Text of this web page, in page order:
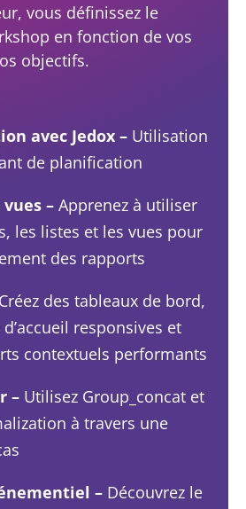
vous définissez le
en fonction de vos
objectifs.
avec Jedox – Utilisation
de planification
– Apprenez à utiliser
les listes et les vues pour
des rapports
Créez des tableaux de bord,
responsives et
contextuels performants
– Utilisez Group_concat et
à travers une
– Découvrez le